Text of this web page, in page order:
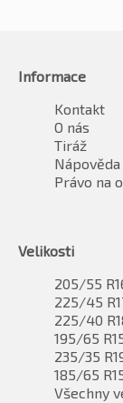
Informace
Kontakt
O nás
Tiráž
Nápověda
Právo na
Velikosti
205/55
225/45
225/40
195/65
235/35
185/65
Všechny